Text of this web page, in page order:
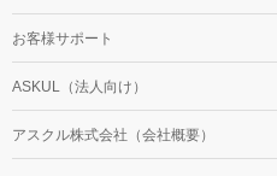
お客様サポート
ASKUL（法人向け）
アスクル株式会社（会社概要）